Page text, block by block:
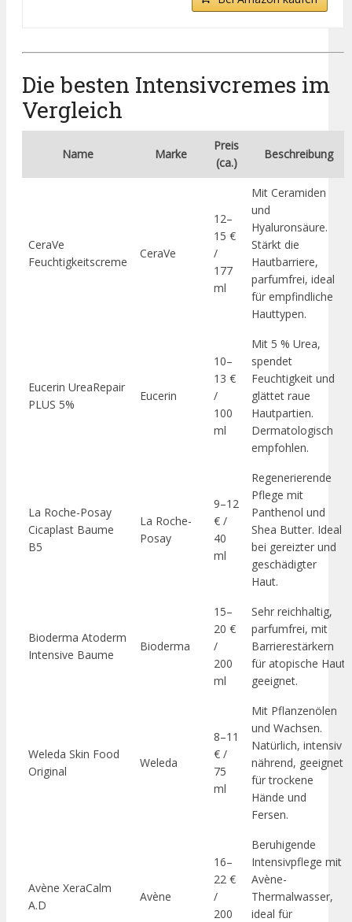
Die besten Intensivcremes im
Vergleich
Name Marke
Preis
(ca.)
Beschreibung
CeraVe
Feuchtigkeitscreme
CeraVe
12–
15 €
/
177
ml
Mit Ceramiden
und
Hyaluronsäure.
Stärkt die
Hautbarriere,
parfumfrei, ideal
für empfindliche
Hauttypen.
Eucerin UreaRepair
PLUS 5%
Eucerin
10–
13 €
/
100
ml
Mit 5 % Urea,
spendet
Feuchtigkeit und
glättet raue
Hautpartien.
Dermatologisch
empfohlen.
La Roche-Posay
Cicaplast Baume
B5
La Roche-
Posay
9–12
€ /
40
ml
Regenerierende
Pflege mit
Panthenol und
Shea Butter. Ideal
bei gereizter und
geschädigter
Haut.
Bioderma Atoderm
Intensive Baume
Bioderma
15–
20 €
/
200
ml
Sehr reichhaltig,
parfumfrei, mit
Barrierestärkern
für atopische Haut
geeignet.
Weleda Skin Food
Original
Weleda
8–11
€ /
75
ml
Mit Pflanzenölen
und Wachsen.
Natürlich, intensiv
nährend, geeignet
für trockene
Hände und
Fersen.
Avène XeraCalm
A.D
Avène
16–
22 €
/
200
Beruhigende
Intensivpflege mit
Avène-
Thermalwasser,
ideal für